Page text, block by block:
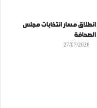
انطلاق مسار انتخابات مجلس
الصحافة
27/07/2026